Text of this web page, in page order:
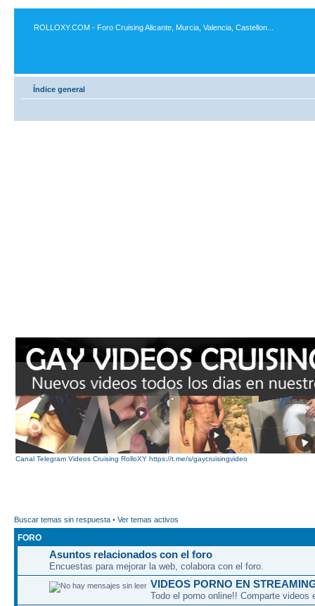
ROLLOXY.COM - Foro Cruising Alicante, Murcia, Valencia, Castellon...
Índice general
Canal Telegram Videos Cruising RolloXY https://t.me/s/gaycruisingvideo
Buscar temas sin respuesta • Ver temas activos
FORO
Asuntos relacionados con el foro
Encuestas para mejorar la web, colabora con el foro.
VIDEOS PORNO EN
Todo el porno online!! Comparte videos